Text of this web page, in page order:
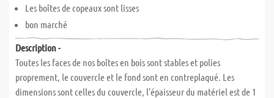
Les boîtes de copeaux sont lisses
bon marché
Description -
Toutes les faces de nos boîtes en bois sont stables et polies
proprement, le couvercle et le fond sont en contreplaqué. Les
dimensions sont celles du couvercle, l'épaisseur du matériel est de 1